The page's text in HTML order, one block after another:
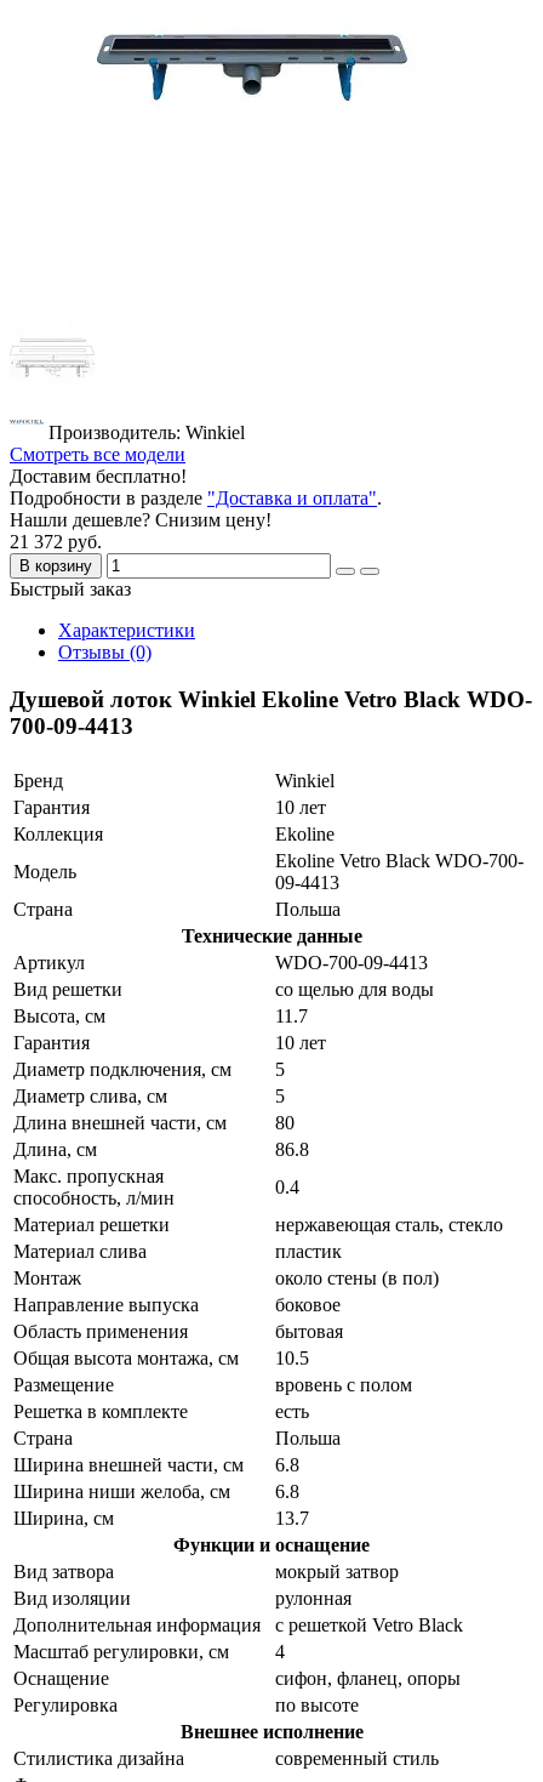
Производитель: Winkiel
Смотреть все модели
Доставим бесплатно!
Подробности в разделе "Доставка и оплата".
Нашли дешевле? Снизим цену!
21 372 руб.
В корзину
Быстрый заказ
Характеристики
Отзывы (0)
Душевой лоток Winkiel Ekoline Vetro Black WDO-
700-09-4413
Бренд
Winkiel
Гарантия
10 лет
Коллекция
Ekoline
Модель
Ekoline Vetro Black WDO-700-
09-4413
Страна
Польша
Технические данные
Артикул
WDO-700-09-4413
Вид решетки
со щелью для воды
Высота, см
11.7
Гарантия
10 лет
Диаметр подключения, см
5
Диаметр слива, см
5
Длина внешней части, см
80
Длина, см
86.8
Макс. пропускная
способность, л/мин
0.4
Материал решетки
нержавеющая сталь, стекло
Материал слива
пластик
Монтаж
около стены (в пол)
Направление выпуска
боковое
Область применения
бытовая
Общая высота монтажа, см
10.5
Размещение
вровень с полом
Решетка в комплекте
есть
Страна
Польша
Ширина внешней части, см
6.8
Ширина ниши желоба, см
6.8
Ширина, см
13.7
Функции и оснащение
Вид затвора
мокрый затвор
Вид изоляции
рулонная
Дополнительная информация
с решеткой Vetro Black
Масштаб регулировки, см
4
Оснащение
сифон, фланец, опоры
Регулировка
по высоте
Внешнее исполнение
Стилистика дизайна
современный стиль